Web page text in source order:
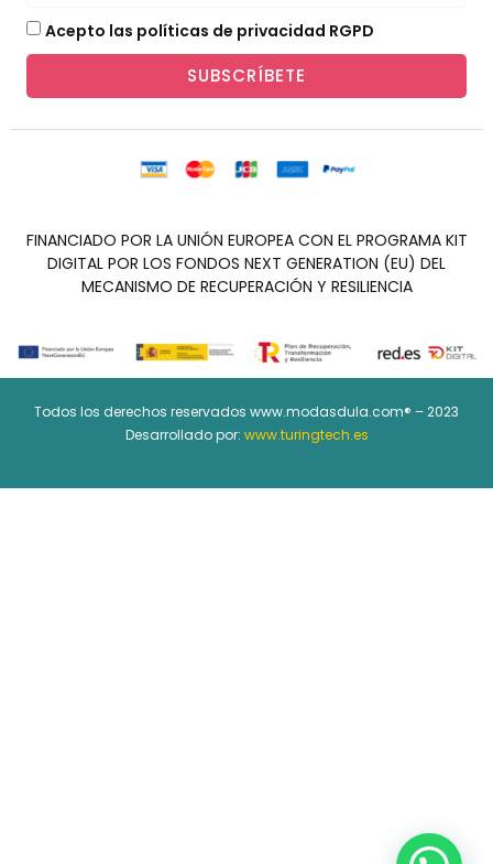
Acepto las políticas de privacidad RGPD
SUBSCRÍBETE
FINANCIADO POR LA UNIÓN EUROPEA CON EL PROGRAMA KIT
DIGITAL POR LOS FONDOS NEXT GENERATION (EU) DEL
MECANISMO DE RECUPERACIÓN Y RESILIENCIA
Todos los derechos reservados www.modasdula.com® – 2023
Desarrollado por: www.turingtech.es